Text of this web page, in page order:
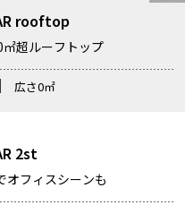
rooftop
超ルーフトップ
広さ0㎡
2st
オフィスシーンも